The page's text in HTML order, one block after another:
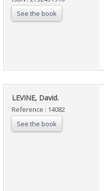
See the book
‎LEVINE, David.‎
Reference : 14082
See the book